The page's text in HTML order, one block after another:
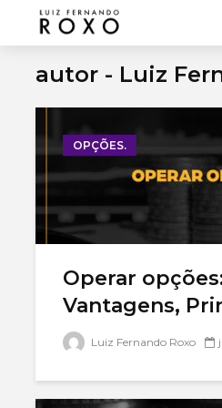
autor - Luiz
OPÇÕES.
Operar
Vantagens,
Luiz Fernando Roxo
Bancos
2022]